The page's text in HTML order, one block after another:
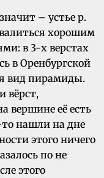
– устье р.
хорошим
в 3-х верстах
в Оренбургской
вид пирамиды.
вёрст,
вершине её есть
то нашли на дне
этого ничего
по не
этого